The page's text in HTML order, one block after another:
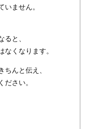
いません。
ると、
なくなります。
ちんと伝え、
ださい。